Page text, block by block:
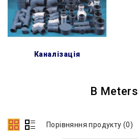
каналізація
B Meters
Порівняння продукту (0)